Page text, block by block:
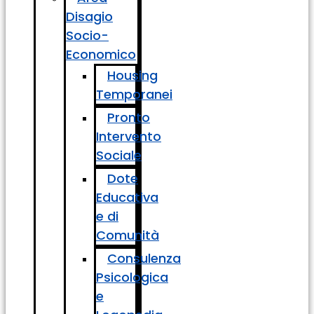
Disagio
Socio-
Economico
Housing
Temporanei
Pronto
Intervento
Sociale
Dote
Educativa
e di
Comunità
Consulenza
Psicologica
e